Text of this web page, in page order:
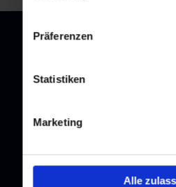
Präferenzen
Statistiken
Marketing
Alle
Subscribe to our